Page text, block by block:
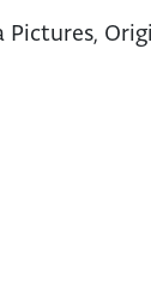
Pictures,